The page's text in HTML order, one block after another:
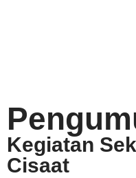
Kegiatan
Cisaat